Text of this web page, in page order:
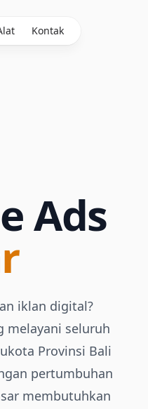
Kontak
Ads
iklan digital?
melayani seluruh
Provinsi Bali
pertumbuhan
membutuhkan